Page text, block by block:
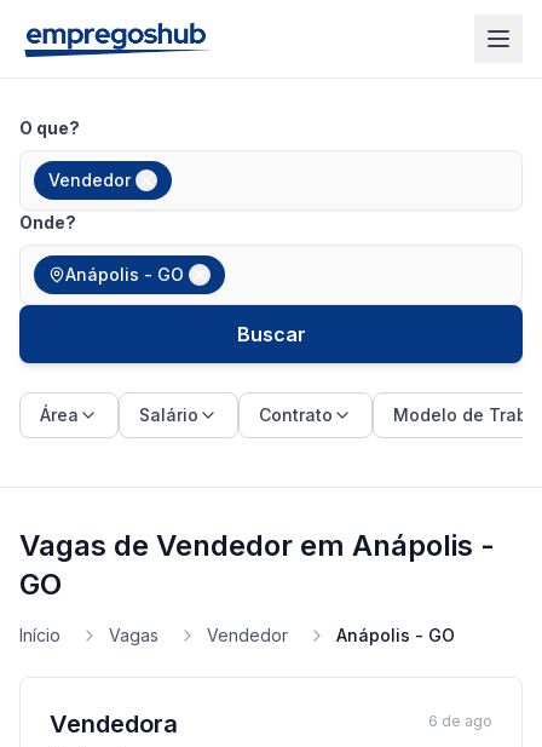
O que?
Vendedor
Onde?
Anápolis - GO
Buscar
Área Salário Contrato Modelo de
Vagas de Vendedor em Anápolis -
GO
Início Vagas Vendedor Anápolis - GO
Vendedora 6 de ago